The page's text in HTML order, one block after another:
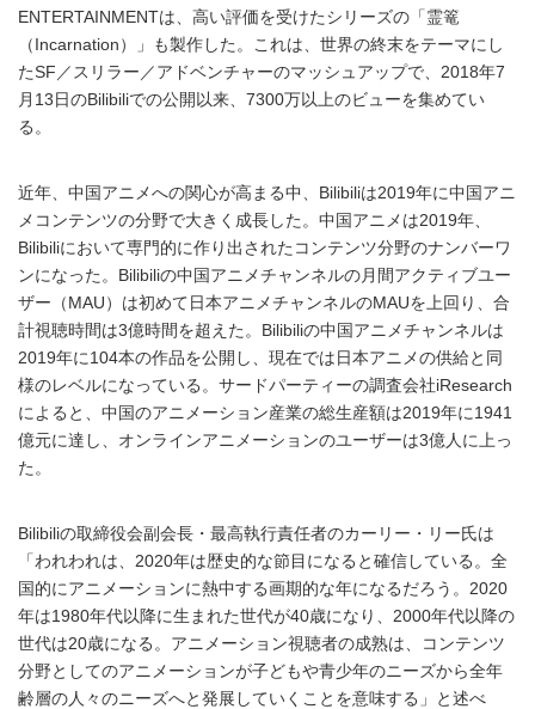
ENTERTAINMENTは、高い評価を受けたシリーズの「霊篭
（Incarnation）」も製作した。これは、世界の終末をテーマにし
たSF／スリラー／アドベンチャーのマッシュアップで、2018年7
月13日のBilibiliでの公開以来、7300万以上のビューを集めてい
る。
近年、中国アニメへの関心が高まる中、Bilibiliは2019年に中国アニ
メコンテンツの分野で大きく成長した。中国アニメは2019年、
Bilibiliにおいて専門的に作り出されたコンテンツ分野のナンバーワ
ンになった。Bilibiliの中国アニメチャンネルの月間アクティブユー
ザー（MAU）は初めて日本アニメチャンネルのMAUを上回り、合
計視聴時間は3億時間を超えた。Bilibiliの中国アニメチャンネルは
2019年に104本の作品を公開し、現在では日本アニメの供給と同
様のレベルになっている。サードパーティーの調査会社iResearch
によると、中国のアニメーション産業の総生産額は2019年に1941
億元に達し、オンラインアニメーションのユーザーは3億人に上っ
た。
Bilibiliの取締役会副会長・最高執行責任者のカーリー・リー氏は
「われわれは、2020年は歴史的な節目になると確信している。全
国的にアニメーションに熱中する画期的な年になるだろう。2020
年は1980年代以降に生まれた世代が40歳になり、2000年代以降の
世代は20歳になる。アニメーション視聴者の成熟は、コンテンツ
分野としてのアニメーションが子どもや青少年のニーズから全年
齢層の人々のニーズへと発展していくことを意味する」と述べ